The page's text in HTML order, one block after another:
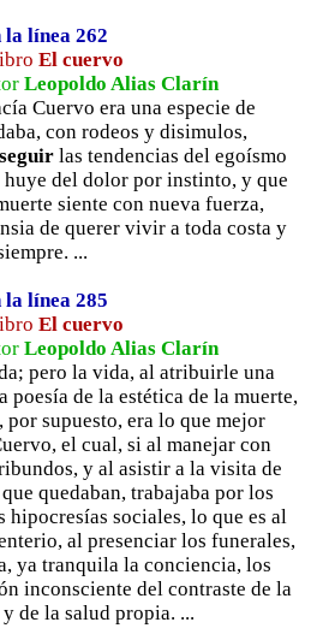
la línea 262
El cuervo
Leopoldo Alias Clarín
Cuervo era una especie de
con rodeos y disimulos,
seguir las tendencias del egoísmo
huye del dolor por instinto, y que
siente con nueva fuerza,
de querer vivir a toda costa y
...
la línea 285
El cuervo
Leopoldo Alias Clarín
pero la vida, al atribuirle una
poesía de la estética de la muerte,
por supuesto, era lo que mejor
el cual, si al manejar con
y al asistir a la visita de
quedaban, trabajaba por los
hipocresías sociales, lo que es al
al presenciar los funerales,
ya tranquila la conciencia, los
inconsciente del contraste de la
de la salud propia. ...